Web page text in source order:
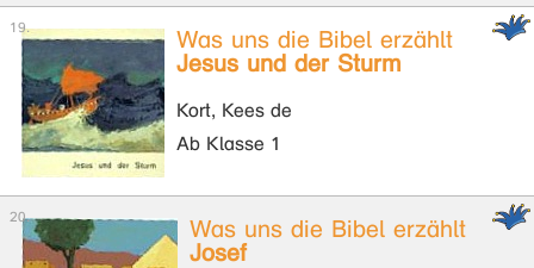
Was uns die Bibel erzählt
Jesus und der Sturm
Kort, Kees de
Ab Klasse 1
Was uns die Bibel erzählt
Josef